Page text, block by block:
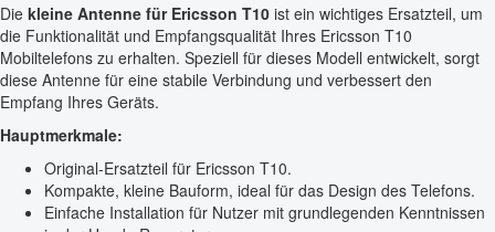
Die kleine Antenne für Ericsson T10 ist ein wichtiges Ersatzteil, um
die Funktionalität und Empfangsqualität Ihres Ericsson T10
Mobiltelefons zu erhalten. Speziell für dieses Modell entwickelt, sorgt
diese Antenne für eine stabile Verbindung und verbessert den
Empfang Ihres Geräts.
Hauptmerkmale:
Original-Ersatzteil für Ericsson T10.
Kompakte, kleine Bauform, ideal für das Design des Telefons.
Einfache Installation für Nutzer mit grundlegenden Kenntnissen